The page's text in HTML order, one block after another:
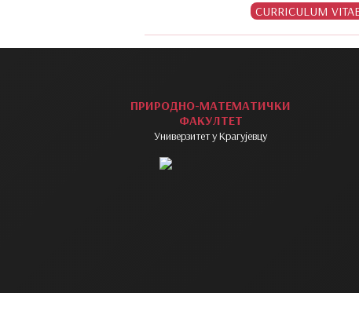
ПРИРОДНО-МАТЕМАТИЧКИ
ФАКУЛТЕТ
Универзитет у Крагујевцу